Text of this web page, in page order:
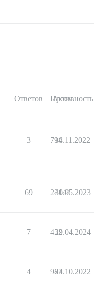
Ответов Просм.
Активность
3 794
18.11.2022
69 24144
30.05.2023
7 432
29.04.2024
4 987
24.10.2022